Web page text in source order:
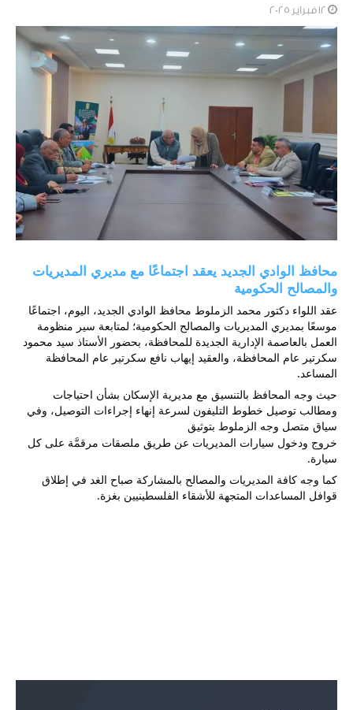
والمصالح الحكومية
المساعد.
سياق متصل وجه الزملوط بتوثيق
سيارة.
قوافل المساعدات المتجهة للأشقاء الفلسطينيين بغزة.